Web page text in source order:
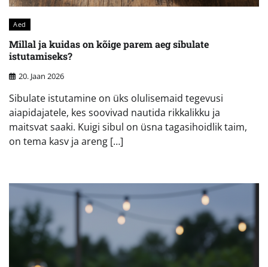
Aed
Millal ja kuidas on kõige parem aeg sibulate
istutamiseks?
20. Jaan 2026
Sibulate istutamine on üks olulisemaid tegevusi
aiapidajatele, kes soovivad nautida rikkalikku ja
maitsvat saaki. Kuigi sibul on üsna tagasihoidlik taim,
on tema kasv ja areng […]